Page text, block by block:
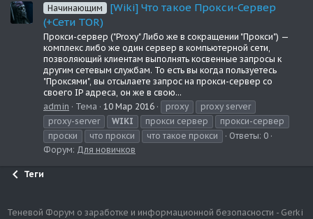
Начинающим
[Wiki] Что такое Прокси-Сервер
(+Сети TOR)
Прокси-сервер ("Proxy" Либо же в сокращении "Прокси") —
комплекс либо же один сервер в компьютерной сети,
позволяющий клиентам выполнять косвенные запросы к
другим сетевым службам. То есть вы когда пользуетесь
"Проксями", вы отсылаете запрос на прокси-сервер со
своего IP адреса, он же в свою...
admin
Тема 10 Мар 2016 proxy
proxy server
proxy-server
WIKI прокси сервер
прокси-сервер
проски
что прокси что такое прокси
Ответы: 0
Форум: Для новичков
Теги
Теневой Форум о заработке и информационной безопасности - Gerki